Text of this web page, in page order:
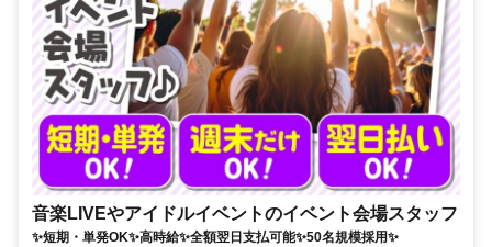
音楽LIVEやアイドルイベントのイベント会場スタッフ
✨短期・単発OK✨高時給✨全額翌日支払可能✨50名規模採用✨